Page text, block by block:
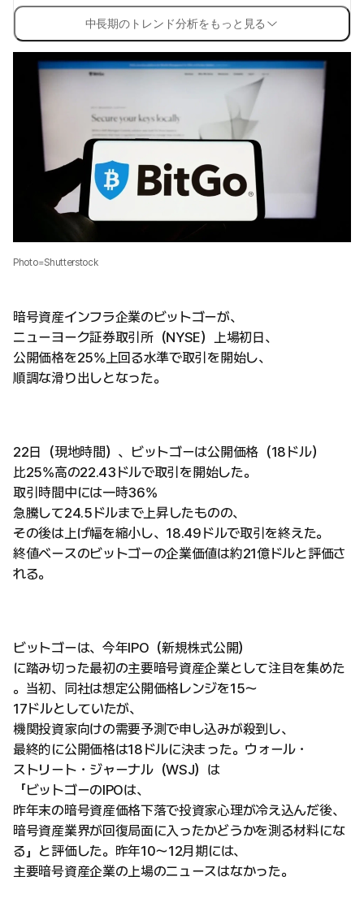
中長期のトレンド分析をもっと見る
Photo=Shutterstock
暗号資産インフラ企業のビットゴーが、
ニューヨーク証券取引所（NYSE）上場初日、
公開価格を25%上回る水準で取引を開始し、
順調な滑り出しとなった。
22日（現地時間）、ビットゴーは公開価格（18ドル）
比25%高の22.43ドルで取引を開始した。
取引時間中には一時36%
急騰して24.5ドルまで上昇したものの、
その後は上げ幅を縮小し、18.49ドルで取引を終えた。
終値ベースのビットゴーの企業価値は約21億ドルと評価さ
れる。
ビットゴーは、今年IPO（新規株式公開）
に踏み切った最初の主要暗号資産企業として注目を集めた
。当初、同社は想定公開価格レンジを15〜
17ドルとしていたが、
機関投資家向けの需要予測で申し込みが殺到し、
最終的に公開価格は18ドルに決まった。ウォール・
ストリート・ジャーナル（WSJ）は
「ビットゴーのIPOは、
昨年末の暗号資産価格下落で投資家心理が冷え込んだ後、
暗号資産業界が回復局面に入ったかどうかを測る材料にな
る」と評価した。昨年10〜12月期には、
主要暗号資産企業の上場のニュースはなかった。